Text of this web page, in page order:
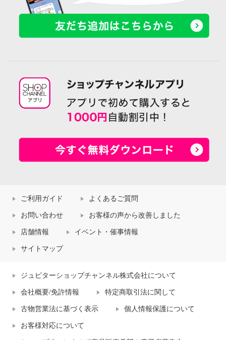
ご利用ガイド よくあるご質問
お問い合わせ お客様の声から改善しました
店舗情報 イベント・催事情報
サイトマップ
ジュピターショップチャンネル株式会社について
会社概要/免許情報 特定商取引法に関して
古物営業法に基づく表示 個人情報保護について
お客様対応について